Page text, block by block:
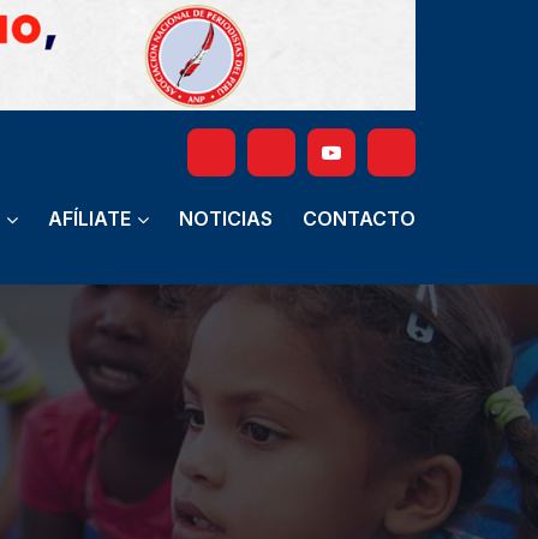
AFÍLIATE NOTICIAS CONTACTO